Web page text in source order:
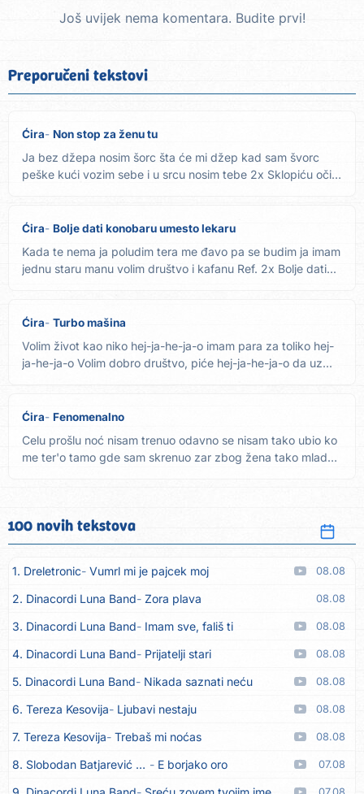
Još uvijek nema komentara. Budite prvi!
Preporučeni tekstovi
Ćira Non stop za ženu tu
Ja bez džepa nosim šorc šta će mi džep kad sam švorc
peške kući vozim sebe i u srcu nosim tebe 2x Sklopiću oči
Ćira Bolje dati konobaru umesto lekaru
Kada te nema ja poludim tera me đavo pa se budim ja imam
jednu staru manu volim društvo i kafanu Ref. 2x Bolje dati...
Ćira Turbo mašina
Volim život kao niko hej-ja-he-ja-o imam para za toliko hej-
ja-he-ja-o Volim dobro društvo, piće hej-ja-he-ja-o da uz...
Ćira Fenomenalno
Celu prošlu noć nisam trenuo odavno se nisam tako ubio ko
me ter'o tamo gde sam skrenuo zar zbog žena tako mlad
100 novih tekstova
1. Dreletronic Vumrl mi je pajcek moj 08.08
2. Dinacordi Luna Band Zora plava 08.08
3. Dinacordi Luna Band Imam sve, fališ ti 08.08
4. Dinacordi Luna Band Prijatelji stari 08.08
5. Dinacordi Luna Band Nikada saznati neću 08.08
6. Tereza Kesovija Ljubavi nestaju 08.08
7. Tereza Kesovija Trebaš mi noćas 08.08
8. Slobodan Batjarević Čobe E borjako oro 07.08